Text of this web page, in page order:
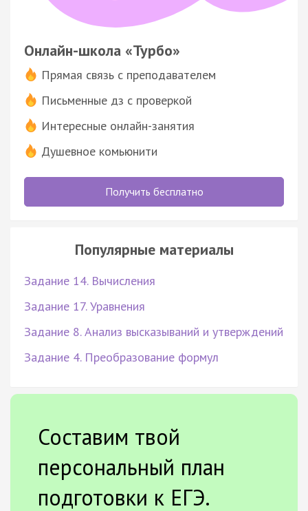
Онлайн-школа «Турбо»
Прямая связь с преподавателем
Письменные дз с проверкой
Интересные онлайн-занятия
Душевное комьюнити
Получить бесплатно
Популярные материалы
Задание 14. Вычисления
Задание 17. Уравнения
Задание 8. Анализ высказываний и утверждений
Задание 4. Преобразование формул
Составим твой
персональный план
подготовки к ЕГЭ.